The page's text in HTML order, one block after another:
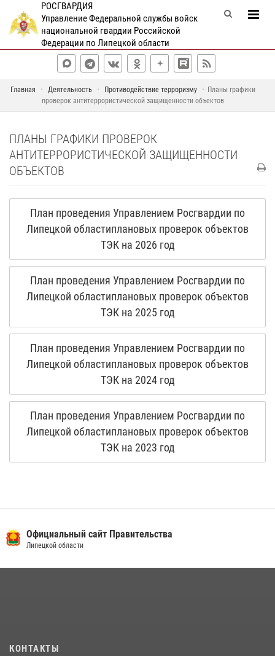
РОСГВАРДИЯ
Управление Федеральной службы войск
национальной гвардии Российской
Федерации по Липецкой области
Главная Деятельность Противодействие терроризму
Планы графики
проверок антитеррористической защищенности объектов
ПЛАНЫ ГРАФИКИ ПРОВЕРОК
АНТИТЕРРОРИСТИЧЕСКОЙ ЗАЩИЩЕННОСТИ
ОБЪЕКТОВ
План проведения Управлением Росгвардии по
Липецкой областиплановых проверок объектов
ТЭК на 2026 год
План проведения Управлением Росгвардии по
Липецкой областиплановых проверок объектов
ТЭК на 2025 год
План проведения Управлением Росгвардии по
Липецкой областиплановых проверок объектов
ТЭК на 2024 год
План проведения Управлением Росгвардии по
Липецкой областиплановых проверок объектов
ТЭК на 2023 год
Официальный сайт Правительства
Липецкой области
КОНТАКТЫ